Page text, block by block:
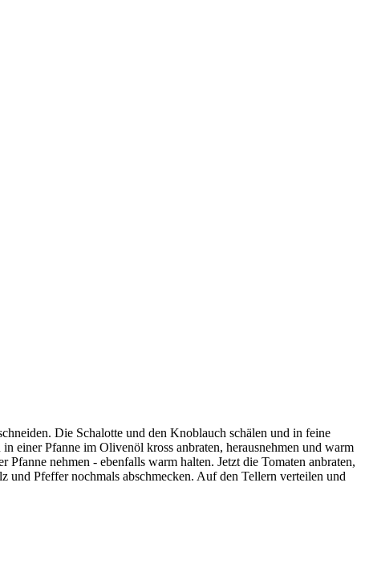
Die Schalotte und den Knoblauch schälen und in feine
einer Pfanne im Olivenöl kross anbraten, herausnehmen und warm
nehmen - ebenfalls warm halten. Jetzt die Tomaten anbraten,
Pfeffer nochmals abschmecken. Auf den Tellern verteilen und